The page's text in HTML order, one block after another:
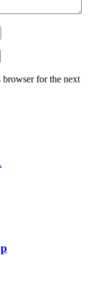
browser for the next